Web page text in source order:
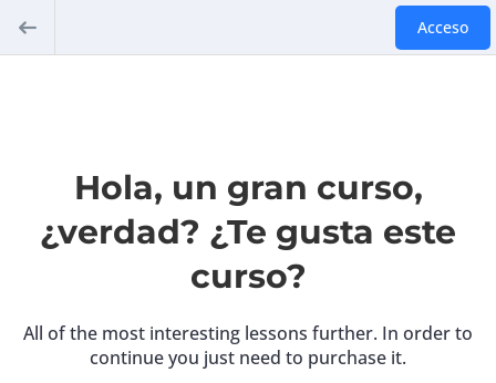
Acceso
Hola, un gran curso,
¿verdad? ¿Te gusta este
curso?
All of the most interesting lessons further. In order to
continue you just need to purchase it.